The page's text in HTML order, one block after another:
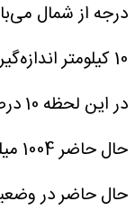
درجه از شمال
10 کیلومتر
در
حال حاضر 1004 میلی‌بار می‌باشد.
حال حاضر در